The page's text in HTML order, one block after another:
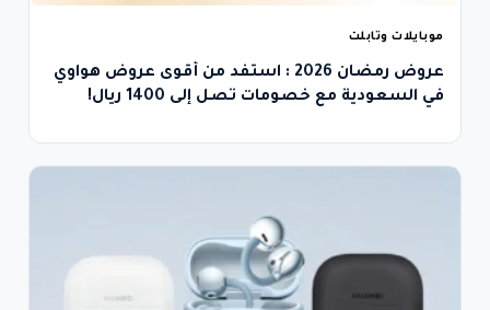
موبايلات وتابلت
عروض رمضان 2026 : استفد من أقوى عروض هواوي
في السعودية مع خصومات تصل إلى 1400 ريال!